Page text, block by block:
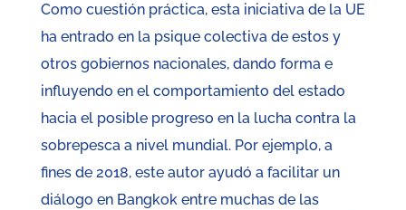
Como cuestión práctica, esta iniciativa de la UE
ha entrado en la psique colectiva de estos y
otros gobiernos nacionales, dando forma e
influyendo en el comportamiento del estado
hacia el posible progreso en la lucha contra la
sobrepesca a nivel mundial. Por ejemplo, a
fines de 2018, este autor ayudó a facilitar un
diálogo en Bangkok entre muchas de las